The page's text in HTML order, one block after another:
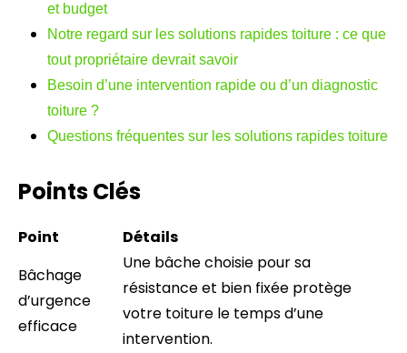
et budget
Notre regard sur les solutions rapides toiture : ce que
tout propriétaire devrait savoir
Besoin d’une intervention rapide ou d’un diagnostic
toiture ?
Questions fréquentes sur les solutions rapides toiture
Points Clés
Point
Détails
Bâchage
d’urgence
efficace
Une bâche choisie pour sa
résistance et bien fixée protège
votre toiture le temps d’une
intervention.